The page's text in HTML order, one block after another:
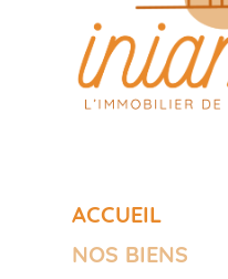
ACCUEIL
NOS BIENS